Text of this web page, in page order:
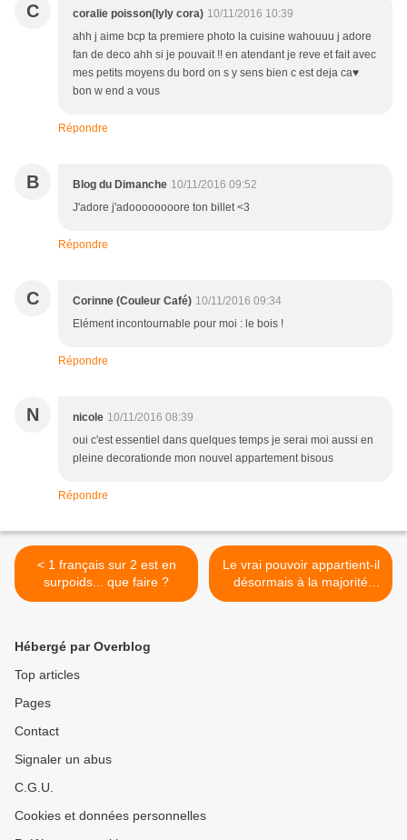
C coralie poisson(lyly cora) 10/11/2016 10:39
ahh j aime bcp ta premiere photo la cuisine wahouuu j adore
fan de deco ahh si je pouvait !! en atendant je reve et fait avec
mes petits moyens du bord on s y sens bien c est deja ca♥
bon w end a vous
Répondre
B Blog du Dimanche 10/11/2016 09:52
J'adore j'adoooooooore ton billet <3
Répondre
C Corinne (Couleur Café) 10/11/2016 09:34
Elément incontournable pour moi : le bois !
Répondre
N nicole 10/11/2016 08:39
oui c'est essentiel dans quelques temps je serai moi aussi en
pleine decorationde mon nouvel appartement bisous
Répondre
< 1 français sur 2 est en
surpoids... que faire ?
Le vrai pouvoir appartient-il
désormais à la majorité
silencieuse ? >
Hébergé par Overblog
Top articles
Pages
Contact
Signaler un abus
C.G.U.
Cookies et données personnelles